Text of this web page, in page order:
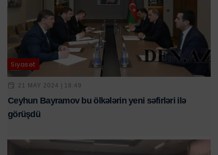
Siyasət
21 MAY 2024 | 18:49
Ceyhun Bayramov bu ölkələrin yeni səfirləri ilə
görüşdü